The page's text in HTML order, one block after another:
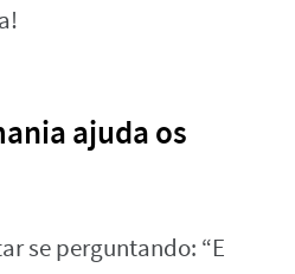
ajuda os
se perguntando: “E